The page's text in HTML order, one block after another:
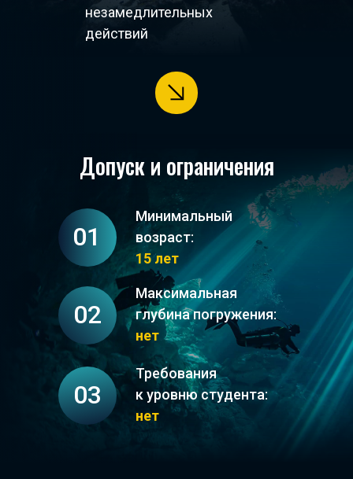
незамедлительных
действий
Допуск и ограничения
03
02
01
Требования
к уровню студента:
нет
Максимальная
глубина погружения:
нет
Минимальный
возраст:
15 лет
Легкий